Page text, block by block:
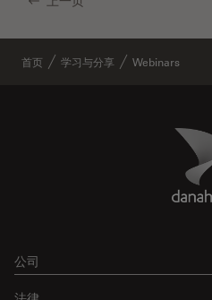
首页 学习与分享 Webinars
公司